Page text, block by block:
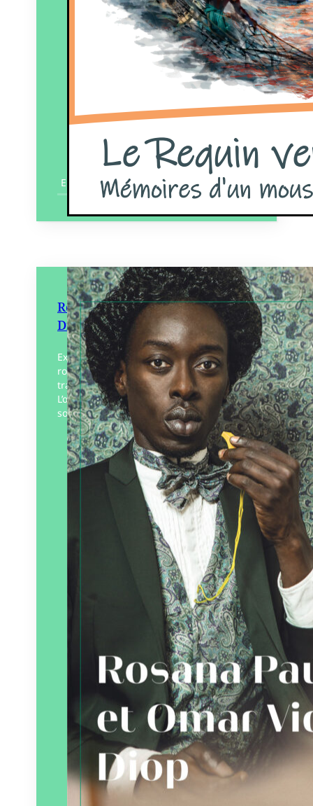
En savoir plus
Rosana Paulino et Omar Victor
Diop. Traverser le Silence
Expression(s) décoloniale(s) tente de
rouvrir les récits « à parts égales » de la
traite atlantique et de la colonisation.
L’œuvre magistral de deux artistes que
sont Rosana Paulino et…
Éditeur :
Les Éditions du
Château des ducs de
Bretagne
28/05/2026